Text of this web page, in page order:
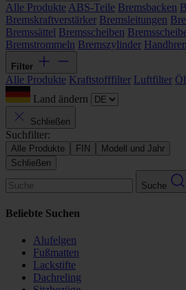
Alle Produkte ABS-Teile Bremsbacken
Bremskraftverstärker Bremsleitungen
Bremssättel Bremsscheiben
Bremstrommeln Bremszylinder
Filter
Alle Produkte Kraftstofffilter Luftfilter
Land ändern
Schließen
Suchfilter:
Alle Produkte FIN
Modell und Jahr
Schließen
Suche
Beliebte Suchen
Alufelgen
Fußmatten
Lackstifte
Dachreling